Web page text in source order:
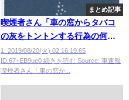
まとめ記事
喫煙者さん「車の窓からタバコ
の灰をトントンする行為の何が
ダメなの？
1: 2019/08/20(火) 02:16:19.65
ID:67+EB9ue0 続きを読む Source: 車速報
喫煙者さん「車の窓か...